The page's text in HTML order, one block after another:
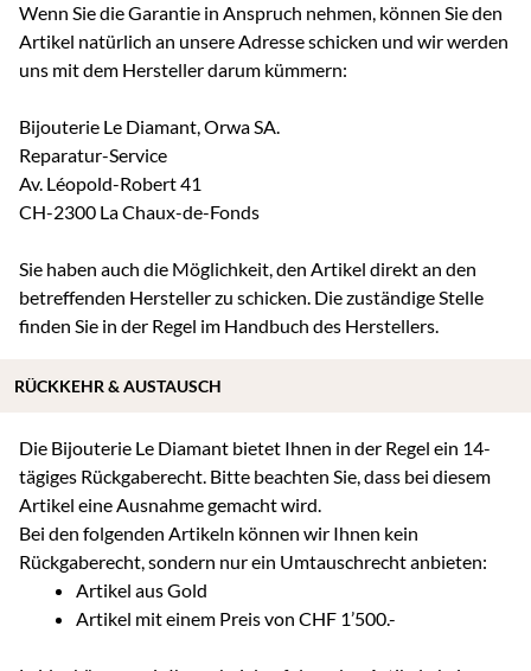
Wenn Sie die Garantie in Anspruch nehmen, können Sie den
Artikel natürlich an unsere Adresse schicken und wir werden
uns mit dem Hersteller darum kümmern:
Bijouterie Le Diamant, Orwa SA.
Reparatur-Service
Av. Léopold-Robert 41
CH-2300 La Chaux-de-Fonds
Sie haben auch die Möglichkeit, den Artikel direkt an den
betreffenden Hersteller zu schicken. Die zuständige Stelle
finden Sie in der Regel im Handbuch des Herstellers.
Die Bijouterie Le Diamant bietet Ihnen in der Regel ein 14-
tägiges Rückgaberecht. Bitte beachten Sie, dass bei diesem
Artikel eine Ausnahme gemacht wird.
Bei den folgenden Artikeln können wir Ihnen kein
Rückgaberecht, sondern nur ein Umtauschrecht anbieten:
Artikel aus Gold
Artikel mit einem Preis von CHF 1’500.-
RÜCKKEHR & AUSTAUSCH